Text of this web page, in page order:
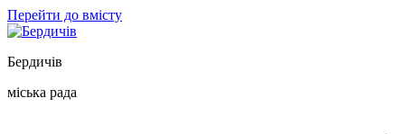
Перейти до вмісту
Бердичів
міська рада